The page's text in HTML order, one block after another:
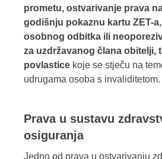
prometu, ostvarivanje prava
godišnju pokaznu kartu ZET-
osobnog odbitka ili
za uzdržavanog člana obitelji,
povlastice koje se stječu na
udrugama osoba s invaliditetom.
Prava u sustavu
osiguranja
Jedno od prava u ostvarivanju